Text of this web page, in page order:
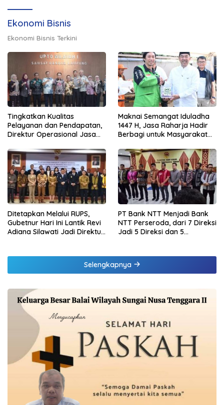
Ekonomi Bisnis
Ekonomi Bisnis Terkini
Tingkatkan Kualitas
Pelayanan dan Pendapatan,
Direktur Operasional Jasa
di Lampung dan Tinjau
Samsat Rajabasa
Maknai Semangat Iduladha
1447 H, Jasa Raharja Hadir
Berbagi untuk Masyarakat
Daging Kurban
Ditetapkan Melalui RUPS,
Gubetnur Hari Ini Lantik Revi
Adiana Silawati Jadi Direktur
PT Bank NTT Menjadi Bank
NTT Perseroda, dari 7 Direksi
Jadi 5 Direksi dan 5
Selengkapnya